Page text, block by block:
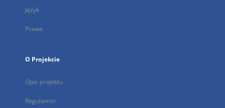
Język
Prawa
O Projekcie
Opis projektu
Regulamin